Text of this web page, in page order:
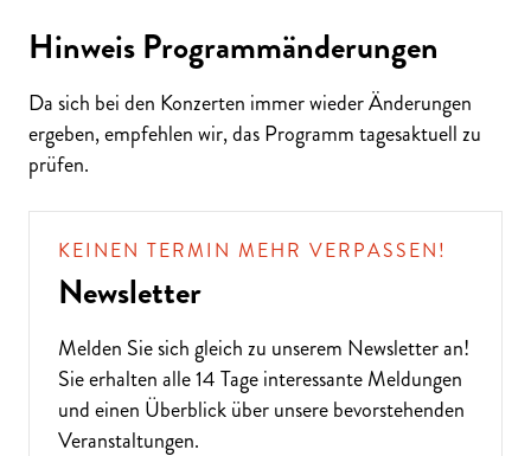
Hinweis Programmänderungen
Da sich bei den Konzerten immer wieder Änderungen
ergeben, empfehlen wir, das Programm tagesaktuell zu
prüfen.
KEINEN TERMIN MEHR VERPASSEN!
Newsletter
Melden Sie sich gleich zu unserem Newsletteran!
Sie erhalten alle 14 Tage interessante Meldungen
und einen Überblick über unsere bevorstehenden
Veranstaltungen.